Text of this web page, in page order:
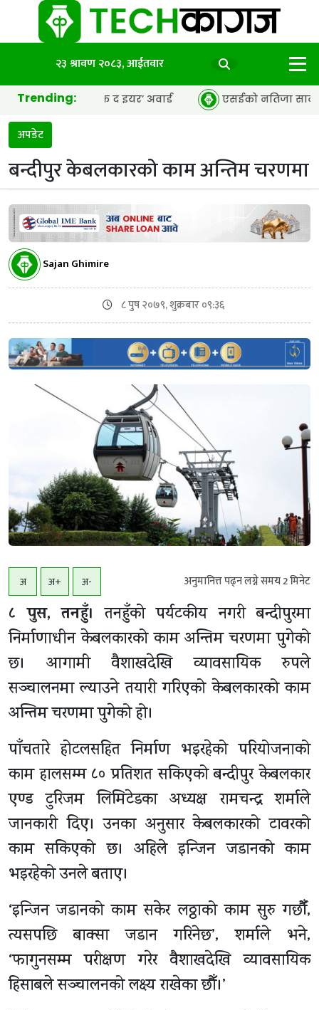
२३ श्रावण २०८३, आईतवार
Trending:
अफ द इयर’ अवार्ड एसईको नतिजा सार्वजनिक, ६५.९८
अपडेट
बन्दीपुर केबलकारको काम अन्तिम चरणमा
Sajan Ghimire
८ पुष २०७९, शुक्रबार ०९:३६
अ अ+ अ- अनुमानित्त पढ्न लग्ने समय2मिनेट
८ पुस, तनहुँ। तनहुँको पर्यटकीय नगरी बन्दीपुरमा
निर्माणाधीन केबलकारको काम अन्तिम चरणमा पुगेको
छ। आगामी वैशाखदेखि व्यावसायिक रुपले
सञ्चालनमा ल्याउने तयारी गरिएको केबलकारको काम
अन्तिम चरणमा पुगेको हो।
पाँचतारे होटलसहित निर्माण भइरहेको परियोजनाको
काम हालसम्म ८० प्रतिशत सकिएको बन्दीपुर केबलकार
एण्ड टुरिजम लिमिटेडका अध्यक्ष रामचन्द्र शर्माले
जानकारी दिए। उनका अनुसार केबलकारको टावरको
काम सकिएको छ। अहिले इन्जिन जडानको काम
भइरहेको उनले बताए।
‘इन्जिन जडानको काम सकेर लठ्ठाको काम सुरु गर्छौँ,
त्यसपछि बाक्सा जडान गरिनेछ’, शर्माले भने,
‘फागुनसम्म परीक्षण गरेर वैशाखदेखि व्यावसायिक
हिसाबले सञ्चालनको लक्ष्य राखेका छौँ।’